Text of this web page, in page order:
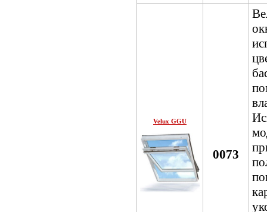
Velux GGU
0073